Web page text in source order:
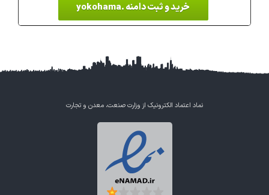
خرید و ثبت دامنه .yokohama
نماد اعتماد الکترونیک از وزارت صنعت، معدن و تجارت